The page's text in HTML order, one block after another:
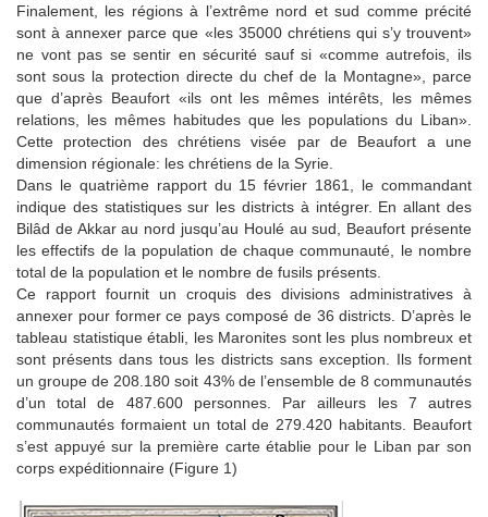
Finalement, les régions à l’extrême nord et sud comme précité
sont à annexer parce que «les 35000 chrétiens qui s’y trouvent»
ne vont pas se sentir en sécurité sauf si «comme autrefois, ils
sont sous la protection directe du chef de la Montagne», parce
que d’après Beaufort «ils ont les mêmes intérêts, les mêmes
relations, les mêmes habitudes que les populations du Liban».
Cette protection des chrétiens visée par de Beaufort a une
dimension régionale: les chrétiens de la Syrie.
Dans le quatrième rapport du 15 février 1861, le commandant
indique des statistiques sur les districts à intégrer. En allant des
Bilâd de Akkar au nord jusqu’au Houlé au sud, Beaufort présente
les effectifs de la population de chaque communauté, le nombre
total de la population et le nombre de fusils présents.
Ce rapport fournit un croquis des divisions administratives à
annexer pour former ce pays composé de 36 districts. D’après le
tableau statistique établi, les Maronites sont les plus nombreux et
sont présents dans tous les districts sans exception. Ils forment
un groupe de 208.180 soit 43% de l’ensemble de 8 communautés
d’un total de 487.600 personnes. Par ailleurs les 7 autres
communautés formaient un total de 279.420 habitants. Beaufort
s’est appuyé sur la première carte établie pour le Liban par son
corps expéditionnaire (Figure 1)